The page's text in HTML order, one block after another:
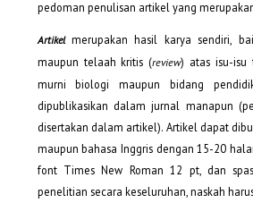
pedoman penulisan artikel yang
Artikelmerupakan hasil karya sendiri,
maupun telaah kritis (review) atas isu-
murni biologi maupun bidang
dipublikasikan dalam jurnal manapun
disertakan dalam artikel). Artikel dapat
maupun bahasa Inggris dengan 15-20
font Times New Roman 12 pt, dan
penelitian secara keseluruhan, naskah